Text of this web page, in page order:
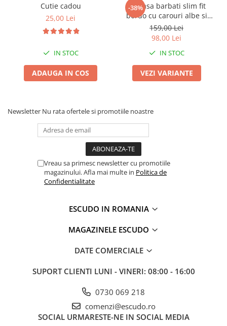
Cutie cadou
25,00 Lei
IN STOC
ADAUGA IN COS
-38%
Camasa barbati slim fit
bordo cu carouri albe si
bleumarin
159,00 Lei
98,00 Lei
IN STOC
VEZI VARIANTE
Newsletter Nu rata ofertele si promotiile noastre
Vreau sa primesc newsletter cu promotiile
magazinului. Afla mai multe in Politica de
Confidentialitate
ESCUDO IN ROMANIA
MAGAZINELE ESCUDO
DATE COMERCIALE
SUPORT CLIENTI LUNI - VINERI: 08:00 - 16:00
0730 069 218
comenzi@escudo.ro
SOCIAL URMARESTE-NE IN SOCIAL MEDIA